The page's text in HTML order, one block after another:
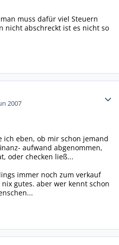
muss dafür viel Steuern
nicht abschreckt ist es nicht so
2007
ich eben, ob mir schon jemand
aufwand abgenommen,
oder checken ließ...
immer noch zum verkauf
gutes. aber wer kennt schon